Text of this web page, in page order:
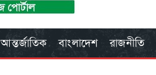
আন্তর্জাতিক বাংলাদেশ রাজনীতি